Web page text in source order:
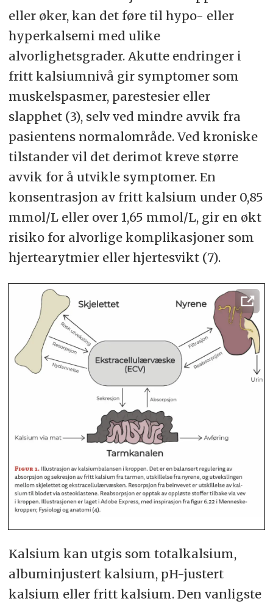
eller øker, kan det føre til hypo- eller
hyperkalsemi med ulike
alvorlighetsgrader. Akutte endringer i
fritt kalsiumnivå gir symptomer som
muskelspasmer, parestesier eller
slapphet (3), selv ved mindre avvik fra
pasientens normalområde. Ved kroniske
tilstander vil det derimot kreve større
avvik for å utvikle symptomer. En
konsentrasjon av fritt kalsium under 0,85
mmol/L eller over 1,65 mmol/L, gir en økt
risiko for alvorlige komplikasjoner som
hjertearytmier eller hjertesvikt (7).
Kalsium kan utgis som totalkalsium,
albuminjustert kalsium, pH-justert
kalsium eller fritt kalsium. Den vanligste